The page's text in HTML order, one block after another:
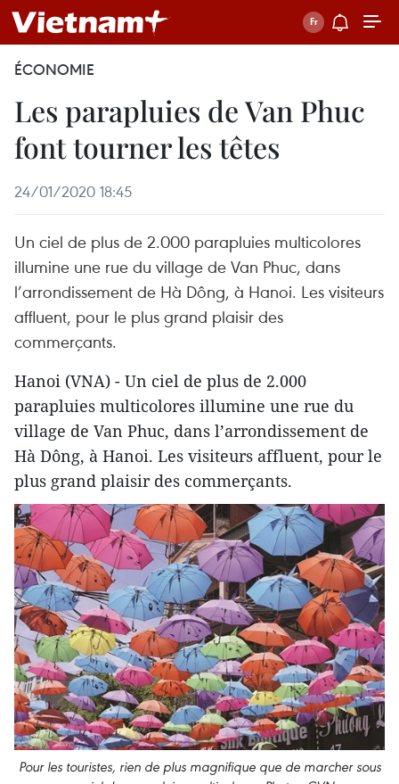
ÉCONOMIE
Les parapluies de Van Phuc
font tourner les têtes
24/01/2020 18:45
Un ciel de plus de 2.000 parapluies multicolores
illumine une rue du village de Van Phuc, dans
l’arrondissement de Hà Dông, à Hanoi. Les visiteurs
affluent, pour le plus grand plaisir des
commerçants.
Hanoi (VNA) - Un ciel de plus de 2.000
parapluies multicolores illumine une rue du
village de Van Phuc, dans l’arrondissement de
Hà Dông, à Hanoi. Les visiteurs affluent, pour le
plus grand plaisir des commerçants.
Pour les touristes, rien de plus magnifique que de marcher sous